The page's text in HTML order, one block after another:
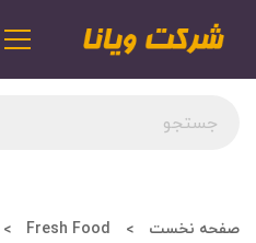
صفحه نخست Fresh Food